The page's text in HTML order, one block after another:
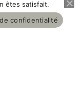
êtes satisfait.
confidentialité